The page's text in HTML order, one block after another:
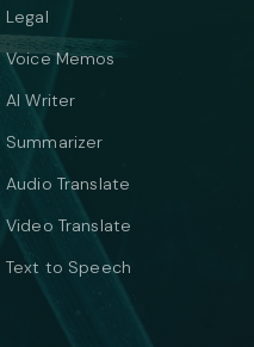
Legal
Voice Memos
AI Writer
Summarizer
Audio Translate
Video Translate
Text to Speech